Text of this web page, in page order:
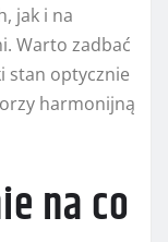
jak i na
Warto zadbać
stan optycznie
harmonijną
na co